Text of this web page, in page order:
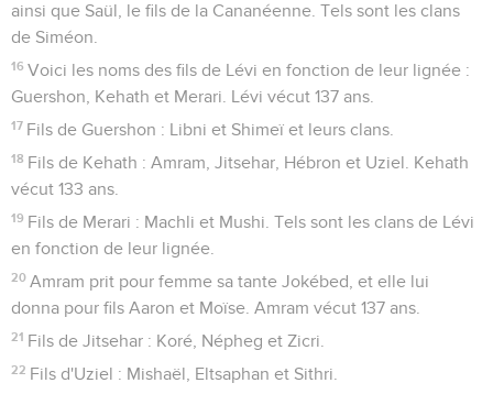
ainsi que Saül, le fils de la Cananéenne. Tels sont les clans
de Siméon.
16 Voici les noms des fils de Lévi en fonction de leur lignée :
Guershon, Kehath et Merari. Lévi vécut 137 ans.
17 Fils de Guershon : Libni et Shimeï et leurs clans.
18 Fils de Kehath : Amram, Jitsehar, Hébron et Uziel. Kehath
vécut 133 ans.
19 Fils de Merari : Machli et Mushi. Tels sont les clans de Lévi
en fonction de leur lignée.
20 Amram prit pour femme sa tante Jokébed, et elle lui
donna pour fils Aaron et Moïse. Amram vécut 137 ans.
21 Fils de Jitsehar : Koré, Népheg et Zicri.
22 Fils d'Uziel : Mishaël, Eltsaphan et Sithri.